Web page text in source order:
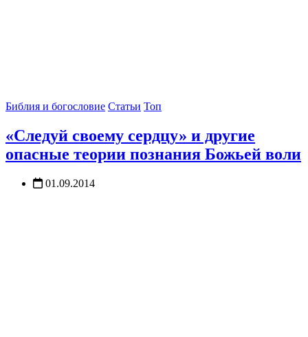
Библия и богословие Статьи Топ
«Следуй своему сердцу» и другие
опасные теории познания Божьей воли
01.09.2014